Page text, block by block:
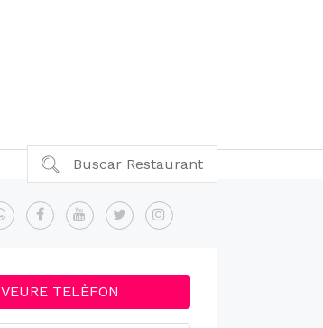
Buscar Restaurant
VEURE TELÈFON